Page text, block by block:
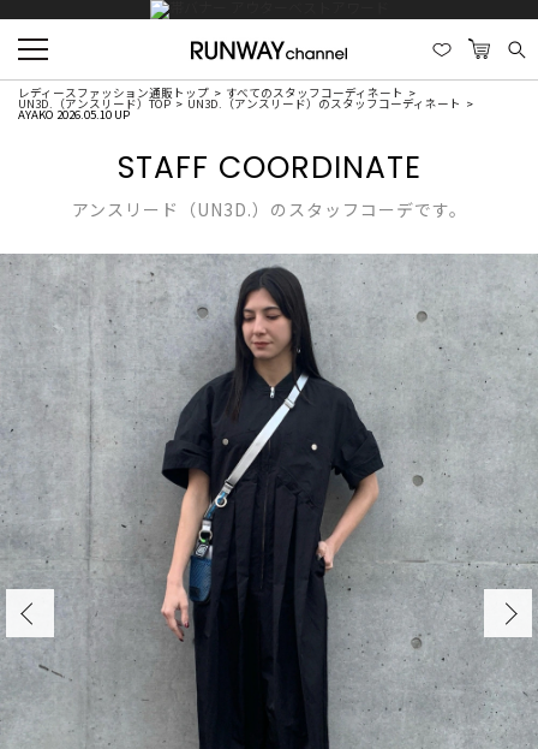
レディースファッション通販トップ すべてのスタッフコーディネート
UN3D.（アンスリード）TOP UN3D.（アンスリード）のスタッフコーディネート
AYAKO 2026.05.10 UP
STAFF COORDINATE
アンスリード（UN3D.）のスタッフコーデです。